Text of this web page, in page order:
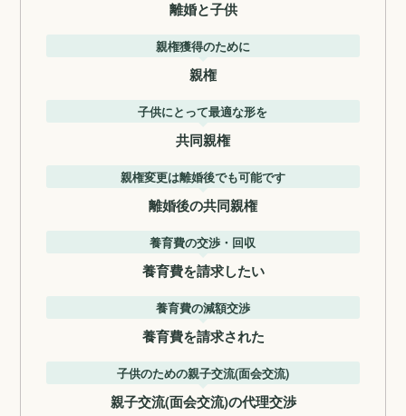
離婚と子供
親権獲得のために
親権
子供にとって最適な形を
共同親権
親権変更は離婚後でも可能です
離婚後の共同親権
養育費の交渉・回収
養育費を請求したい
養育費の減額交渉
養育費を請求された
子供のための親子交流(面会交流)
親子交流(面会交流)の代理交渉